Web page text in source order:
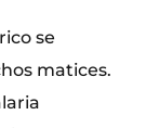
se
matices.